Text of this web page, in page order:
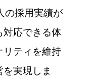
の採用実績が
対応できる体
リティを維持
実現しま